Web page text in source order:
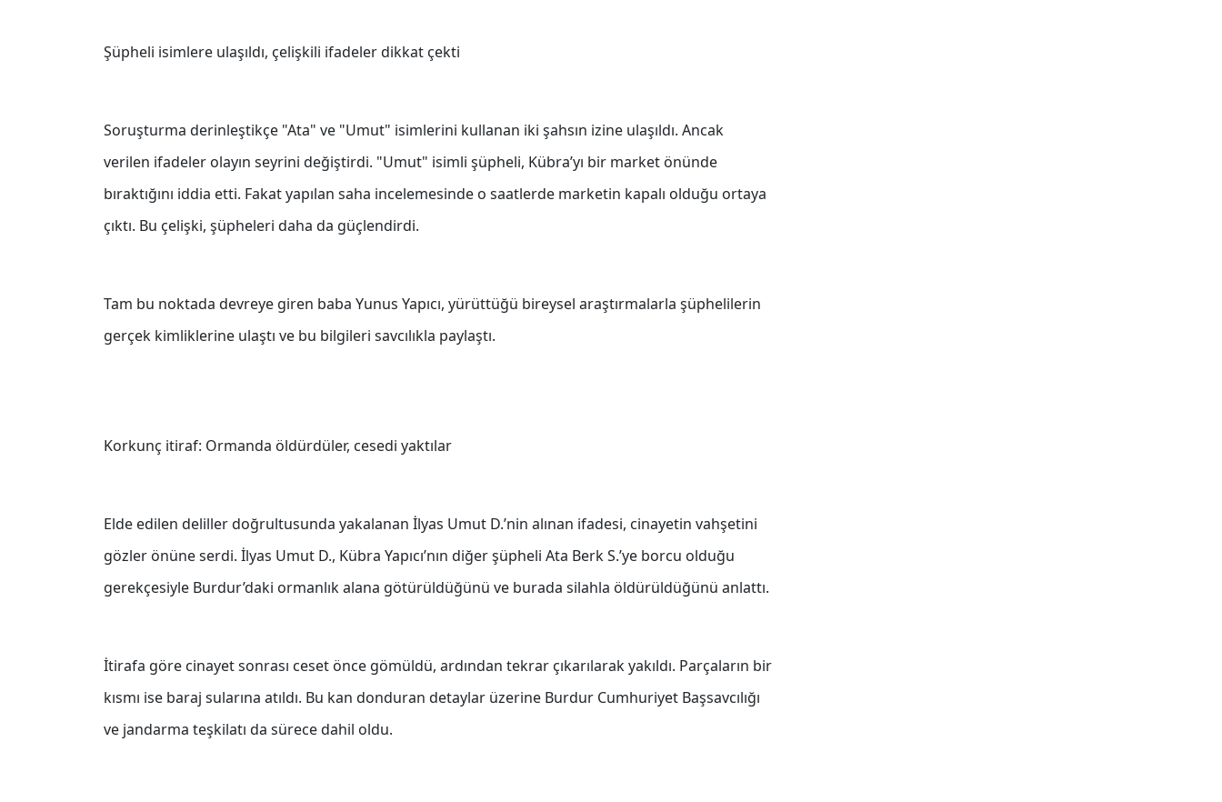
Şüpheli isimlere ulaşıldı, çelişkili ifadeler dikkat çekti
Soruşturma derinleştikçe "Ata" ve "Umut" isimlerini kullanan iki şahsın izine ulaşıldı. Ancak
verilen ifadeler olayın seyrini değiştirdi. "Umut" isimli şüpheli, Kübra’yı bir market önünde
bıraktığını iddia etti. Fakat yapılan saha incelemesinde o saatlerde marketin kapalı olduğu ortaya
çıktı. Bu çelişki, şüpheleri daha da güçlendirdi.
Tam bu noktada devreye giren baba Yunus Yapıcı, yürüttüğü bireysel araştırmalarla şüphelilerin
gerçek kimliklerine ulaştı ve bu bilgileri savcılıkla paylaştı.
Korkunç itiraf: Ormanda öldürdüler, cesedi yaktılar
Elde edilen deliller doğrultusunda yakalanan İlyas Umut D.’nin alınan ifadesi, cinayetin vahşetini
gözler önüne serdi. İlyas Umut D., Kübra Yapıcı’nın diğer şüpheli Ata Berk S.’ye borcu olduğu
gerekçesiyle Burdur’daki ormanlık alana götürüldüğünü ve burada silahla öldürüldüğünü anlattı.
İtirafa göre cinayet sonrası ceset önce gömüldü, ardından tekrar çıkarılarak yakıldı. Parçaların bir
kısmı ise baraj sularına atıldı. Bu kan donduran detaylar üzerine Burdur Cumhuriyet Başsavcılığı
ve jandarma teşkilatı da sürece dahil oldu.